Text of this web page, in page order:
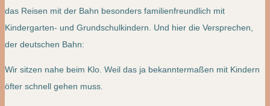
das Reisen mit der Bahn besonders familienfreundlich mit
Kindergarten- und Grundschulkindern. Und hier die Versprechen,
der deutschen Bahn:
Wir sitzen nahe beim Klo. Weil das ja bekanntermaßen mit Kindern
öfter schnell gehen muss.